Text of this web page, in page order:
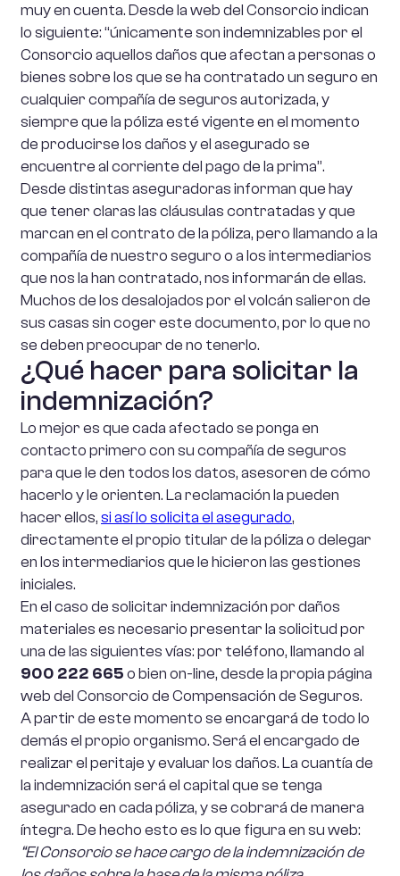
muy en cuenta. Desde la web del Consorcio indican
lo siguiente: “únicamente son indemnizables por el
Consorcio aquellos daños que afectan a personas o
bienes sobre los que se ha contratado un seguro en
cualquier compañía de seguros autorizada, y
siempre que la póliza esté vigente en el momento
de producirse los daños y el asegurado se
encuentre al corriente del pago de la prima”.
Desde distintas aseguradoras informan que hay
que tener claras las cláusulas contratadas y que
marcan en el contrato de la póliza, pero llamando a la
compañía de nuestro seguro o a los intermediarios
que nos la han contratado, nos informarán de ellas.
Muchos de los desalojados por el volcán salieron de
sus casas sin coger este documento, por lo que no
se deben preocupar de no tenerlo.
¿Qué hacer para solicitar la
indemnización?
Lo mejor es que cada afectado se ponga en
contacto primero con su compañía de seguros
para que le den todos los datos, asesoren de cómo
hacerlo y le orienten. La reclamación la pueden
hacer ellos,si así lo solicita el asegurado,
directamente el propio titular de la póliza o delegar
en los intermediarios que le hicieron las gestiones
iniciales.
En el caso de solicitar indemnización por daños
materiales es necesario presentar la solicitud por
una de las siguientes vías: por teléfono, llamando al
900 222 665o bien on-line, desde la propia página
web del Consorcio de Compensación de Seguros.
A partir de este momento se encargará de todo lo
demás el propio organismo. Será el encargado de
realizar el peritaje y evaluar los daños. La cuantía de
la indemnización será el capital que se tenga
asegurado en cada póliza, y se cobrará de manera
íntegra. De hecho esto es lo que figura en su web:
“El Consorcio se hace cargo de la indemnización de